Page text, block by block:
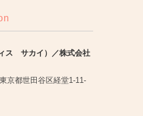
ス サカイ）／株式会社
京都世田谷区経堂1-11-